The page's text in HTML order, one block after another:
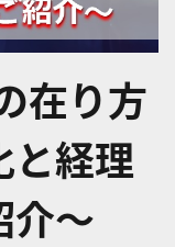
在り方
と経理
介～